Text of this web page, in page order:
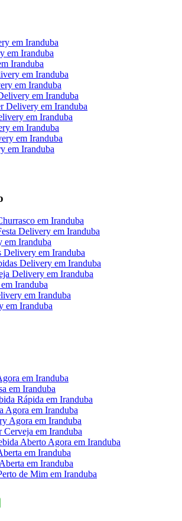
em Iranduba
em Iranduba
Iranduba
em Iranduba
em Iranduba
em Iranduba
Delivery em Iranduba
em Iranduba
em Iranduba
em Iranduba
em Iranduba
em Iranduba
Delivery em Iranduba
em Iranduba
Delivery em Iranduba
Delivery em Iranduba
Delivery em Iranduba
em Iranduba
em Iranduba
em Iranduba
em Iranduba
em Iranduba
Rápida em Iranduba
Agora em Iranduba
Agora em Iranduba
Cerveja em Iranduba
Aberto Agora em Iranduba
em Iranduba
em Iranduba
de Mim em Iranduba